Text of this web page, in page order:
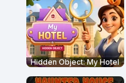
Hidden Object: My Hotel